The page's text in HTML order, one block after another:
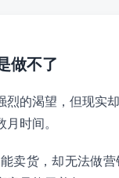
做不了
的渴望，但现实
时间。
货，却无法做营